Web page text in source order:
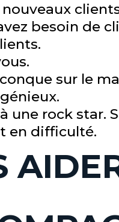
besoin de
sur le
une rock star.
en difficulté.